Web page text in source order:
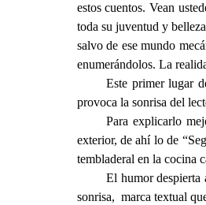
estos cuentos. Vean
toda su juventud y
salvo de ese mundo
enumerándolos. La
Este primer lugar
provoca la sonrisa del
Para explicarlo
exterior, de ahí lo de
tembladeral en la cocina
El humor despierta
sonrisa, marca textual